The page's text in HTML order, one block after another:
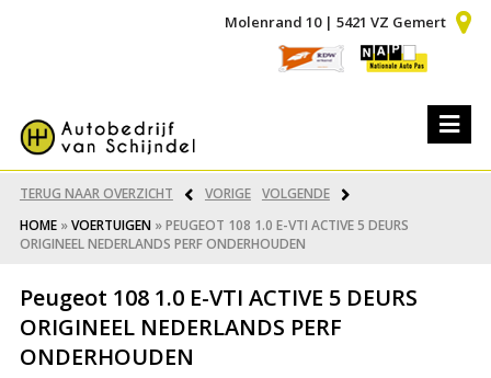
Molenrand 10 | 5421 VZ Gemert
TERUG NAAR OVERZICHT VORIGE VOLGENDE
HOME»VOERTUIGEN»PEUGEOT 108 1.0 E-VTI ACTIVE 5 DEURS
ORIGINEEL NEDERLANDS PERF ONDERHOUDEN
Peugeot 108 1.0 E-VTI ACTIVE 5 DEURS
ORIGINEEL NEDERLANDS PERF
ONDERHOUDEN